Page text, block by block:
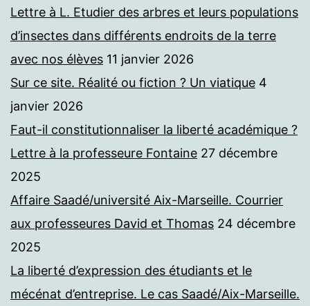
Lettre à L. Etudier des arbres et leurs populations
d’insectes dans différents endroits de la terre
avec nos élèves 11 janvier 2026
Sur ce site. Réalité ou fiction ? Un viatique 4
janvier 2026
Faut-il constitutionnaliser la liberté académique ?
Lettre à la professeure Fontaine 27 décembre
2025
Affaire Saadé/université Aix-Marseille. Courrier
aux professeures David et Thomas 24 décembre
2025
La liberté d’expression des étudiants et le
mécénat d’entreprise. Le cas Saadé/Aix-Marseille.